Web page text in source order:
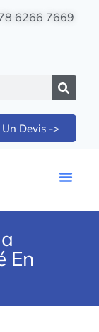
6266 7669
Devis ->
En